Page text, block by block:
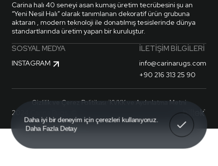
Daha iyi bir deneyim için çerezleri kullanıyoruz.
Daha Fazla Detay
Anladım!
Carina halı 40 seneyi asan kumaş üretim tecrübesini şu an
“Yeni Nesil Halı” olarak tanımlanan dekoratif ürün grubuna
aktaran , modern teknoloji ile donatılmış tesislerinde dünya
standartlarında üretim yapan bir kuruluştur.
İLETIŞIM BILGILERI
info@carinarugs.com
+90 216 313 25 90
SOSYAL MEDYA
INSTAGRAM
2024 Carina Rugs. ©
Gizlilik ve Çerez Politikası /KVKK ve Aydınlatma Metni